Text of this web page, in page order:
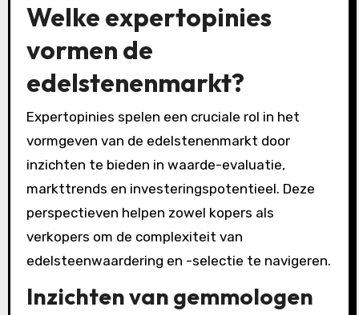
Welke expertopinies
vormen de
edelstenenmarkt?
Expertopinies spelen een cruciale rol in het
vormgeven van de edelstenenmarkt door
inzichten te bieden in waarde-evaluatie,
markttrends en investeringspotentieel. Deze
perspectieven helpen zowel kopers als
verkopers om de complexiteit van
edelsteenwaardering en -selectie te navigeren.
Inzichten van gemmologen